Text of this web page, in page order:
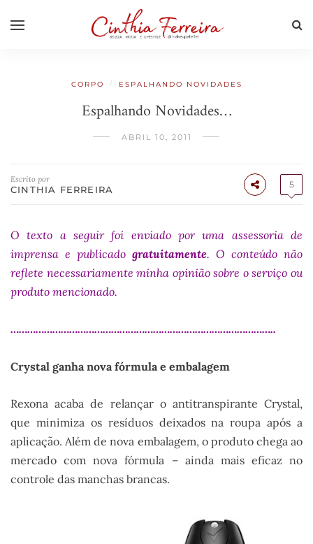
CORPO / ESPALHANDO NOVIDADES
Espalhando Novidades…
ABRIL 10, 2011
Escrito por
CINTHIA FERREIRA 5
O texto a seguir foi enviado por uma assessoria de
imprensa e publicado gratuitamente. O conteúdo não
reflete necessariamente minha opinião sobre o serviço ou
produto mencionado.
…………………………………………………………………………………..
Crystal ganha nova fórmula e embalagem
Rexona acaba de relançar o antitranspirante Crystal,
que minimiza os resíduos deixados na roupa após a
aplicação. Além de nova embalagem, o produto chega ao
mercado com nova fórmula – ainda mais eficaz no
controle das manchas brancas.